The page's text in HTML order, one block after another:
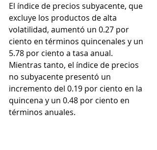
El índice de precios subyacente, que
excluye los productos de alta
volatilidad, aumentó un 0.27 por
ciento en términos quincenales y un
5.78 por ciento a tasa anual.
Mientras tanto, el índice de precios
no subyacente presentó un
incremento del 0.19 por ciento en la
quincena y un 0.48 por ciento en
términos anuales.